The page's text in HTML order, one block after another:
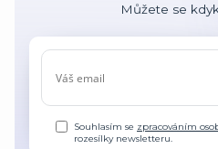
Můžete se
Souhlasím se zpracováním
rozesílky newsletteru.